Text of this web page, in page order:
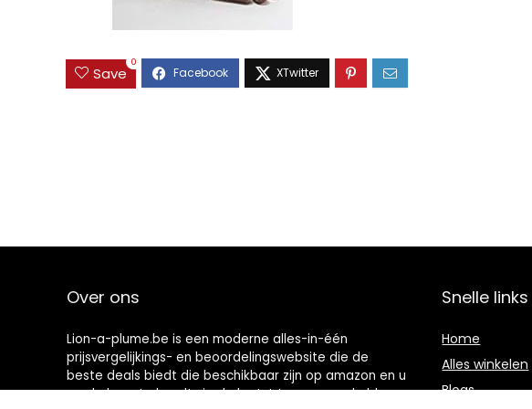
Save
0
Over ons
Lion-a-plume.be is een moderne alles-in-één
prijsvergelijkings- en beoordelingswebsite die de
beste deals biedt die beschikbaar zijn op amazon en u
op de hoogte houdt via de laatst toegevoegde blogs.
Snelle links
Home
Alles winkelen
Blogs